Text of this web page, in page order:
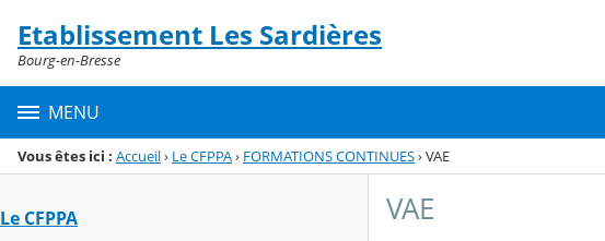
Menu de la rubrique
Contenu
Etablissement Les Sardières
Bourg-en-Bresse
MENU
Vous êtes ici : Accueil› Le CFPPA› FORMATIONS CONTINUES›VAE
Le CFPPA VAE